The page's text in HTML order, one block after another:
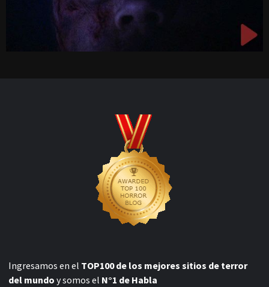
Ingresamos en el TOP100 de los mejores sitios de terror
del mundo y somos el N°1 de Habla